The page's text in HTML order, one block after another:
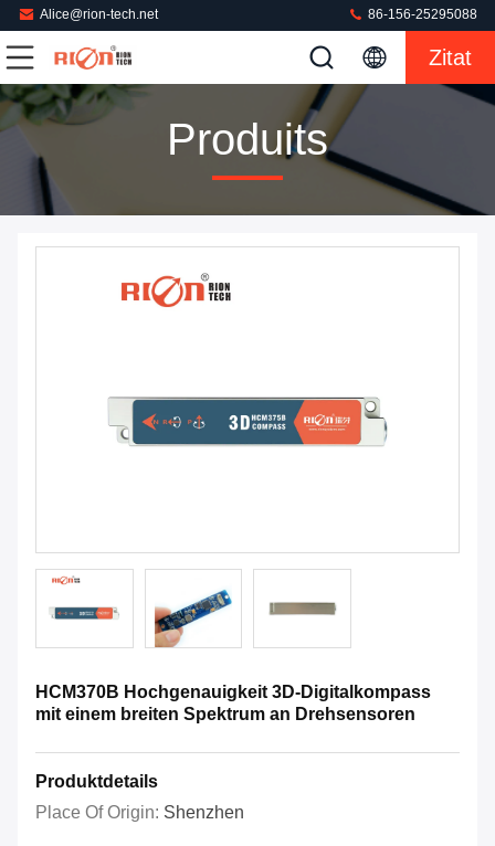
Alice@rion-tech.net 86-156-25295088
Zitat
Produits
HCM370B Hochgenauigkeit 3D-Digitalkompass
mit einem breiten Spektrum an Drehsensoren
Produktdetails
Place Of Origin: Shenzhen